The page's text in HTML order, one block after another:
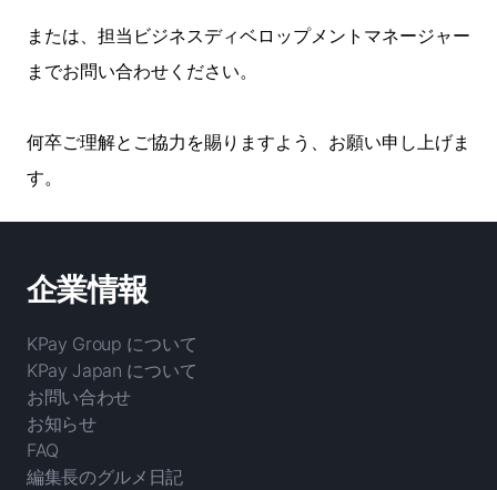
または、担当ビジネスディベロップメントマネージャー
までお問い合わせください。
何卒ご理解とご協力を賜りますよう、お願い申し上げま
す。
企業情報
KPay Group について
KPay Japan について
お問い合わせ
お知らせ
FAQ
編集長のグルメ日記